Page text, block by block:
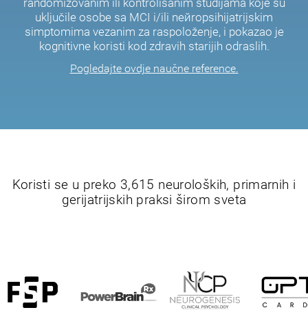
randomizovanim ili kontrolisanim studijama koje su
uključile osobe sa MCI i/ili neйropsihijatrijskim
simptomima vezanim za raspoloženje, i pokazao je
kognitivne koristi kod zdravih starijih odraslih.
Pogledajte ovdje naučne reference.
Koristi se u preko 3,615 neuroloških, primarnih i
gerijatrijskih praksi širom sveta